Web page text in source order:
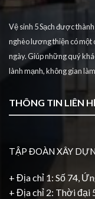
Vệ sinh 5 Sạch được
nghèo lương thiện có một
ngày. Giúp những quý
lành mạnh, không gian
THÔNG TIN LIÊN
TẬP ĐOÀN XÂY
+ Địa chỉ 1: Số 74,
+ Địa chỉ 2: Thời đại